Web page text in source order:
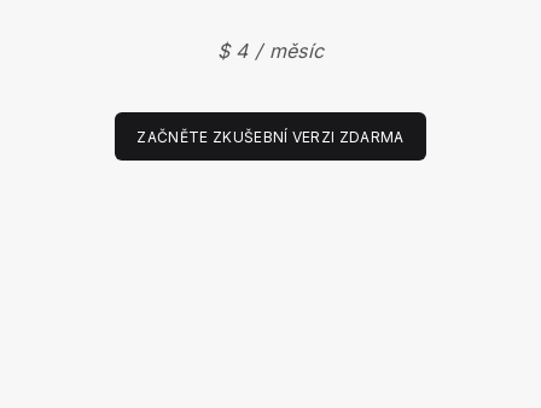
$ 4 / měsíc
ZAČNĚTE ZKUŠEBNÍ VERZI ZDARMA